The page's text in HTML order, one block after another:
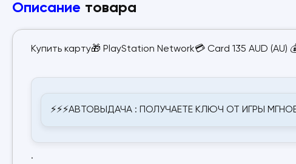
Описание товара
Купить карту🎁 PlayStation Network💳 Card 135 AUD
⚡⚡⚡АВТОВЫДАЧА : ПОЛУЧАЕТЕ КЛЮЧ ОТ ИГРЫ
.